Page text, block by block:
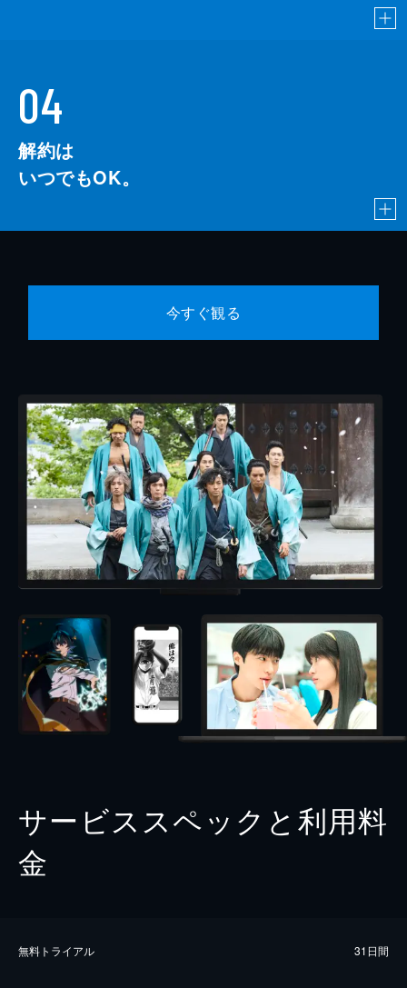
04
解約は
いつでもOK。
今すぐ観る
サービススペックと利用料
金
無料トライアル 31日間